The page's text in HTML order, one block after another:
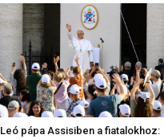
Leó pápa Assisiben a fiatalokhoz: